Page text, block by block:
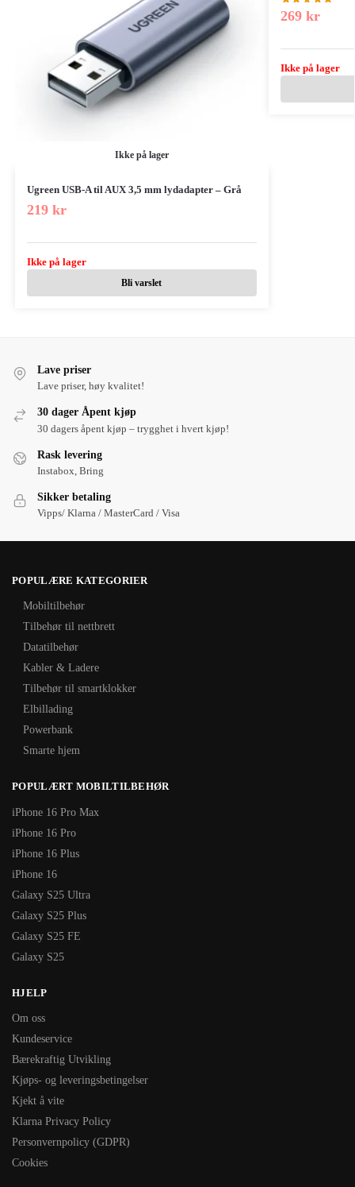
Ikke på lager
Ugreen USB-A til AUX 3,5 mm lydadapter – Grå
219 kr
Ikke på lager
Bli varslet
269 kr
Ikke på lager
Lave priser
Lave priser, høy kvalitet!
30 dager Åpent kjøp
30 dagers åpent kjøp – trygghet i hvert kjøp!
Rask levering
Instabox, Bring
Sikker betaling
Vipps/ Klarna / MasterCard / Visa
POPULÆRE KATEGORIER
Mobiltilbehør
Tilbehør til nettbrett
Datatilbehør
Kabler & Ladere
Tilbehør til smartklokker
Elbillading
Powerbank
Smarte hjem
POPULÆRT MOBILTILBEHØR
iPhone 16 Pro Max
iPhone 16 Pro
iPhone 16 Plus
iPhone 16
Galaxy S25 Ultra
Galaxy S25 Plus
Galaxy S25 FE
Galaxy S25
HJELP
Om oss
Kundeservice
Bærekraftig Utvikling
Kjøps- og leveringsbetingelser
Kjekt å vite
Klarna Privacy Policy
Personvernpolicy (GDPR)
Cookies